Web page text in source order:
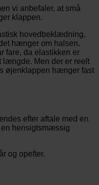
vi anbefaler, at små
klappen.
hovedbeklædning,
hænger om halsen.
fare, da elastikken er
længde. Men der er reelt
øjenklappen hænger fast
efter aftale med en
hensigtsmæssig
og opefter.